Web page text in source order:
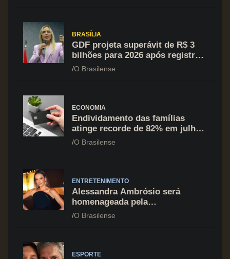
BRASÍLIA
GDF projeta superávit de R$ 3
bilhões para 2026 após registrar
recuo no déficit
O Brasilense
ECONOMIA
Endividamento das famílias
atinge recorde de 82% em julho;
cartão de crédito segue como
O Brasilense
ENTRETENIMENTO
Alessandra Ambrósio será
homenageada pela
BrazilFoundation no New York
O Brasilense
ESPORTE